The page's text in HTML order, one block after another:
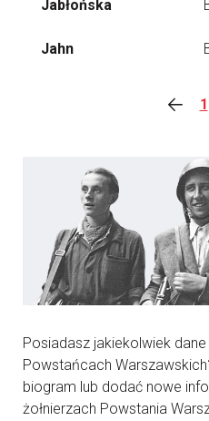
Jabłońska
Jahn
1
Posiadasz jakiekolwiek dane
Powstańcach
biogram lub dodać nowe
żołnierzach Powstania